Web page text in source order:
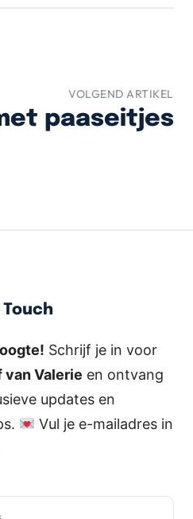
VOLGEND ARTIKEL
paaseitjes
Touch
Schrijf je in voor
Valerie en ontvang
updates en
Vul je e-mailadres in